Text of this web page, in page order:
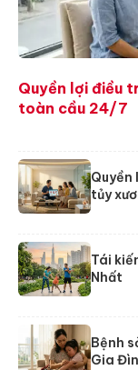
Quyền lợi điều
toàn cầu 24/7
Quyền
tủy
Tái
Nhất
Bệnh
Gia